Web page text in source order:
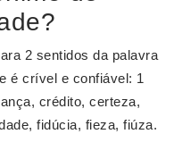
2 sentidos da palavra
é crível e confiável: 1
crédito, certeza,
fidúcia, fieza, fiúza.